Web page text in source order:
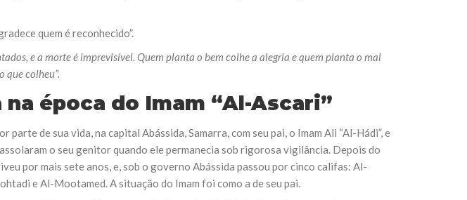
quem é reconhecido”.
e a morte é imprevisível. Quem planta o bem colhe a alegria e quem planta o mal
que colheu”.
época do Imam “Al-Ascari”
parte de sua vida, na capital Abássida, Samarra, com seu pai, o Imam Ali “Al-Hádi”, e
o seu genitor quando ele permanecia sob rigorosa vigilância. Depois do
por mais sete anos, e, sob o governo Abássida passou por cinco califas: Al-
e Al-Mootamed. A situação do Imam foi como a de seu pai.